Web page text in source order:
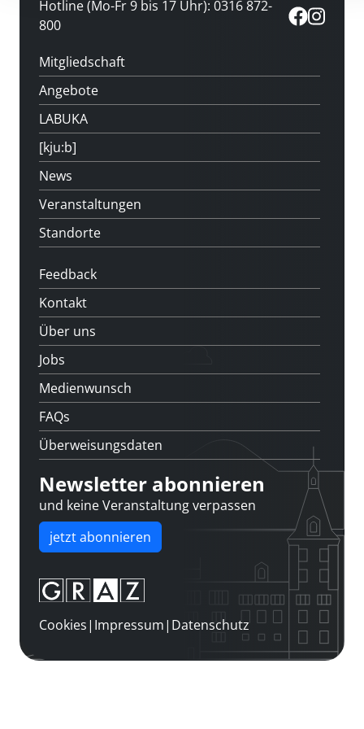
Hotline (Mo-Fr 9 bis 17 Uhr): 0316 872-
800
Mitgliedschaft
Angebote
LABUKA
[kju:b]
News
Veranstaltungen
Standorte
Feedback
Kontakt
Über uns
Jobs
Medienwunsch
FAQs
Überweisungsdaten
Newsletter abonnieren
und keine Veranstaltung verpassen
jetzt abonnieren
Cookies| Impressum| Datenschutz